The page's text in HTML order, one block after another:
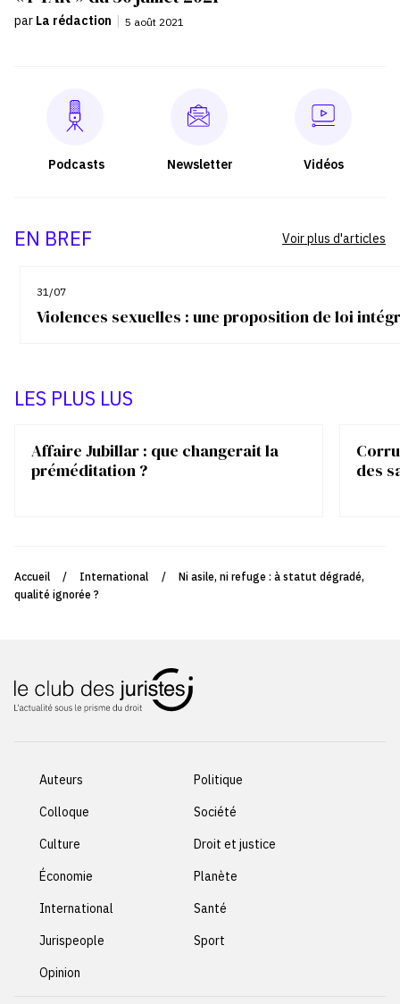
par La rédaction | 5 août 2021
Podcasts Newsletter Vidéos
EN BREF
31/07
Violences sexuelles : une proposition de loi
Voir plus d'articles
LES PLUS LUS
Affaire Jubillar : que changerait la
préméditation ?
des
Accueil / International /
Ni asile, ni refuge : à statut dégradé,
qualité ignorée ?
Auteurs
Colloque
Culture
Économie
International
Jurispeople
Opinion
Politique
Société
Droit et justice
Planète
Santé
Sport